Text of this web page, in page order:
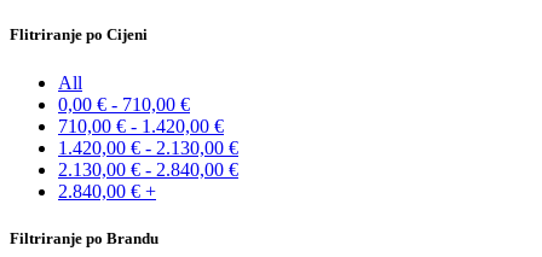
Flitriranje po Cijeni
All
0,00 € - 710,00 €
710,00 € - 1.420,00 €
1.420,00 € - 2.130,00 €
2.130,00 € - 2.840,00 €
2.840,00 € +
Filtriranje po Brandu